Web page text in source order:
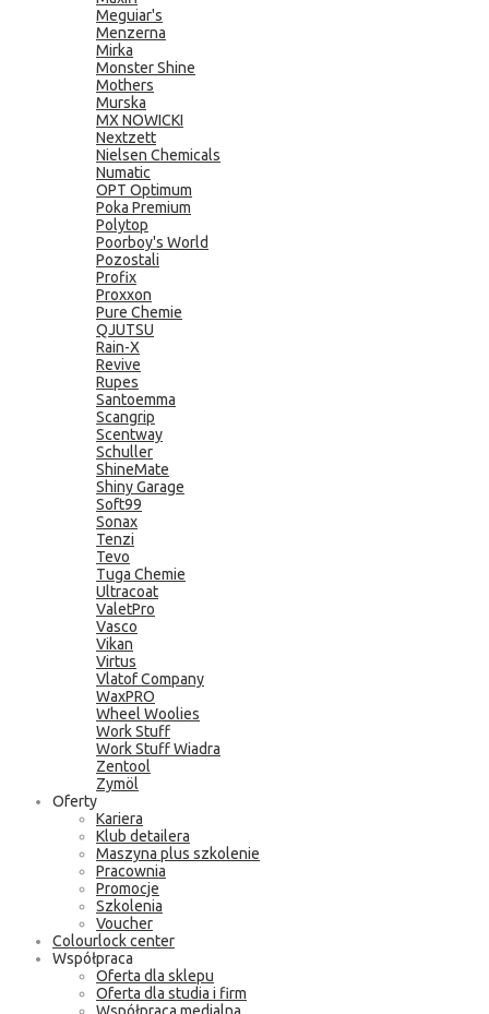
Meguiar's
Menzerna
Mirka
Monster Shine
Mothers
Murska
MX NOWICKI
Nextzett
Nielsen Chemicals
Numatic
OPT Optimum
Poka Premium
Polytop
Poorboy's World
Pozostali
Profix
Proxxon
Pure Chemie
QJUTSU
Rain-X
Revive
Rupes
Santoemma
Scangrip
Scentway
Schuller
ShineMate
Shiny Garage
Soft99
Sonax
Tenzi
Tevo
Tuga Chemie
Ultracoat
ValetPro
Vasco
Vikan
Virtus
Vlatof Company
WaxPRO
Wheel Woolies
Work Stuff
Work Stuff Wiadra
Zentool
Zymöl
Oferty
Kariera
Klub detailera
Maszyna plus szkolenie
Pracownia
Promocje
Szkolenia
Voucher
Colourlock center
Współpraca
Oferta dla sklepu
Oferta dla studia i firm